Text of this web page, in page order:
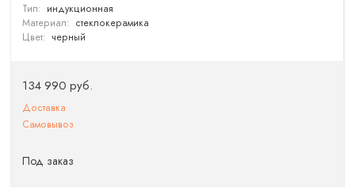
Тип: индукционная
Материал: стеклокерамика
Цвет: черный
134 990 руб.
Доставка
Самовывоз
Под заказ